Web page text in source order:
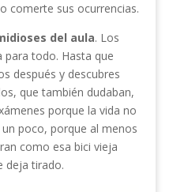
comerte sus ocurrencias.
del aula. Los
para todo. Hasta que
después y descubres
que también dudaban,
porque la vida no
poco, porque al menos
como esa bici vieja
deja tirado.